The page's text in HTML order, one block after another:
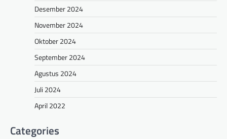
Desember 2024
November 2024
Oktober 2024
September 2024
Agustus 2024
Juli 2024
April 2022
Categories